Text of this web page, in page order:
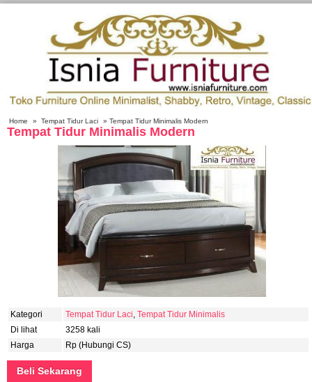
Home » Tempat Tidur Laci » Tempat Tidur Minimalis Modern
Tempat Tidur Minimalis Modern
Kategori Tempat Tidur Laci, Tempat Tidur Minimalis
Di lihat
3258 kali
Harga
Rp (Hubungi CS)
Beli Sekarang